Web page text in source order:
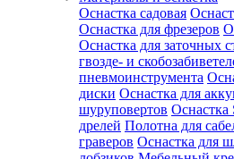
Оснастка садовая
Оснастка для фрезеров
Оснастка для заточных
гвозде- и
пневмоинструмента
диски Оснастка для
шуруповертов Оснастка
дрелей Полотна для
граверов Оснастка для